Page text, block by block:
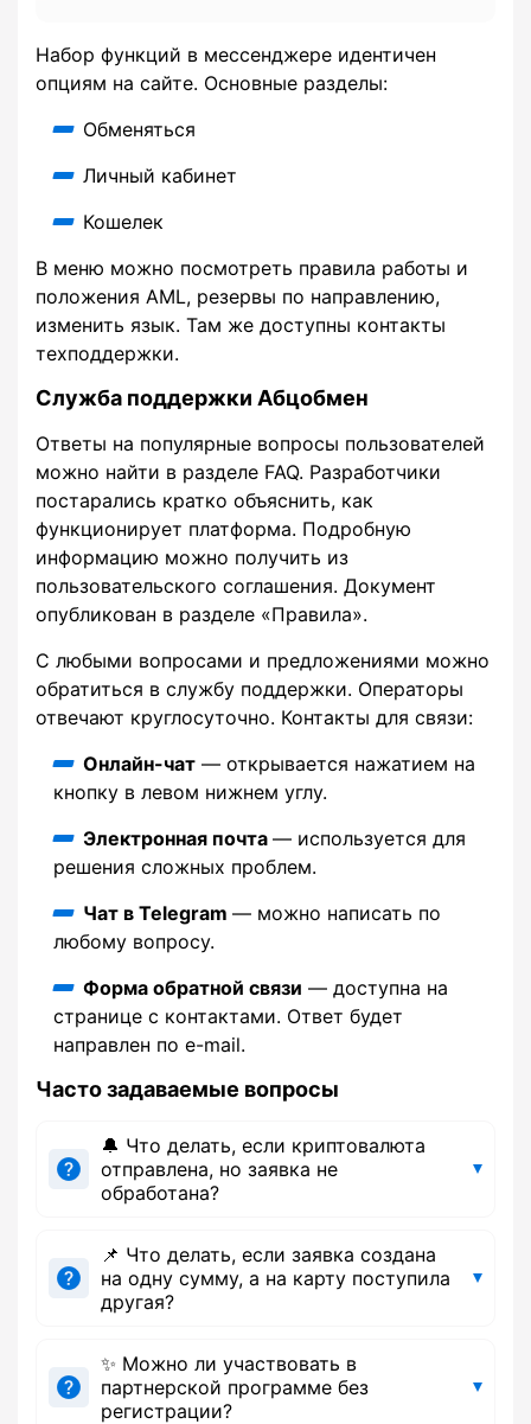
Набор функций в мессенджере идентичен
опциям на сайте. Основные разделы:
Обменяться
Личный кабинет
Кошелек
В меню можно посмотреть правила работы и
положения AML, резервы по направлению,
изменить язык. Там же доступны контакты
техподдержки.
Служба поддержки Абцобмен
Ответы на популярные вопросы пользователей
можно найти в разделе FAQ. Разработчики
постарались кратко объяснить, как
функционирует платформа. Подробную
информацию можно получить из
пользовательского соглашения. Документ
опубликован в разделе «Правила».
С любыми вопросами и предложениями можно
обратиться в службу поддержки. Операторы
отвечают круглосуточно. Контакты для связи:
Онлайн-чат — открывается нажатием на
кнопку в левом нижнем углу.
Электронная почта — используется для
решения сложных проблем.
Чат в Telegram — можно написать по
любому вопросу.
Форма обратной связи — доступна на
странице с контактами. Ответ будет
направлен по e-mail.
Часто задаваемые вопросы
🔔 Что делать, если криптовалюта
отправлена, но заявка не
обработана?
📌 Что делать, если заявка создана
на одну сумму, а на карту поступила
другая?
✨ Можно ли участвовать в
партнерской программе без
регистрации?